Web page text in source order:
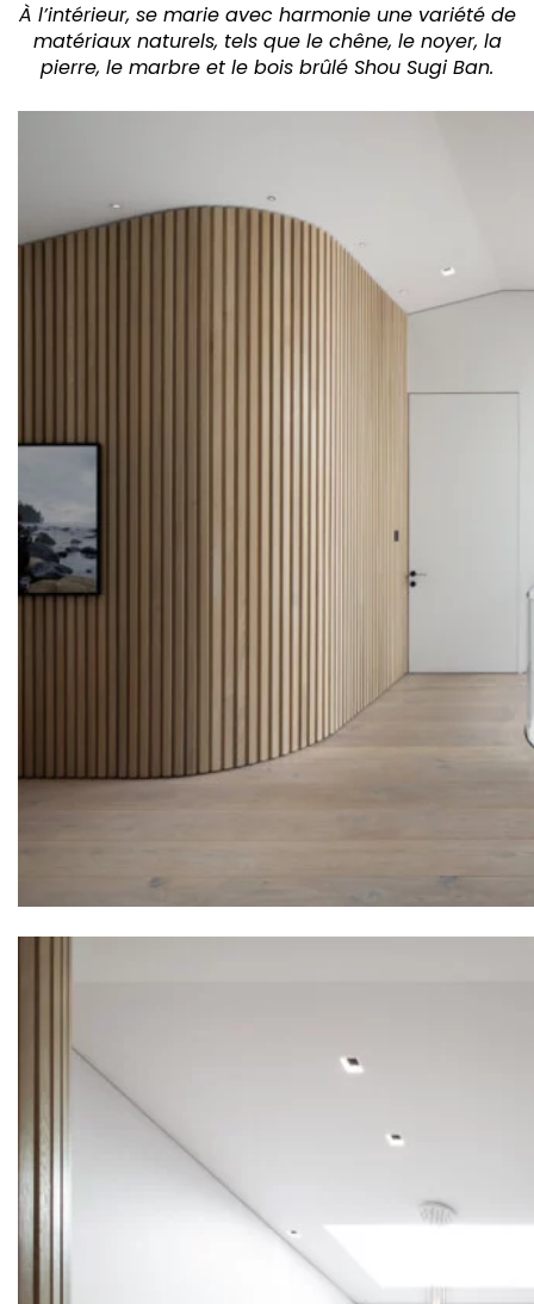
À l’intérieur, se marie avec harmonie une variété de
matériaux naturels, tels que le chêne, le noyer, la
pierre, le marbre et le bois brûlé Shou Sugi Ban.